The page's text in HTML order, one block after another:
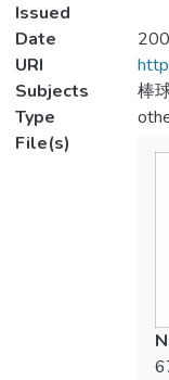
Issued
Date
URI
Subjects
棒
Type
File(s)